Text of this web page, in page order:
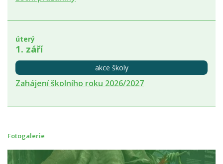
úterý
1. září
akce školy
Zahájení školního roku 2026/2027
Fotogalerie